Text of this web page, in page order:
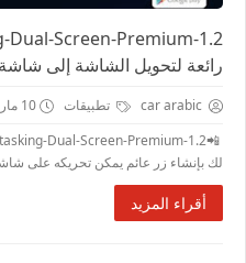
رائعة لتحويل الشاشة إلى
car arabic تطبيقات
10 مارس 2021
لك بإنشاء زر عائم يمكن تحريكه على
أقراء المزيد